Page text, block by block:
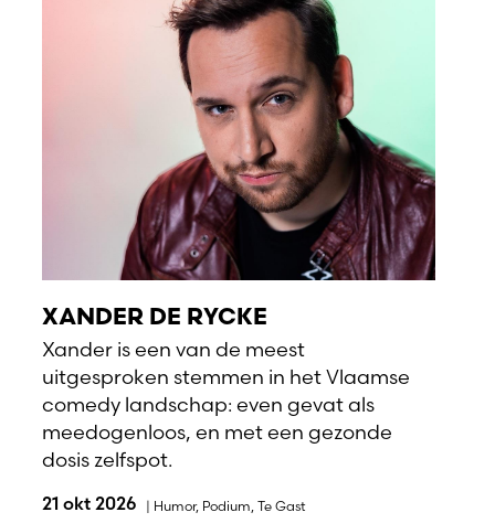
XANDER DE RYCKE
Xander is een van de meest
uitgesproken stemmen in het Vlaamse
comedy landschap: even gevat als
meedogenloos, en met een gezonde
dosis zelfspot.
21 okt 2026 | Humor, Podium Te Gast